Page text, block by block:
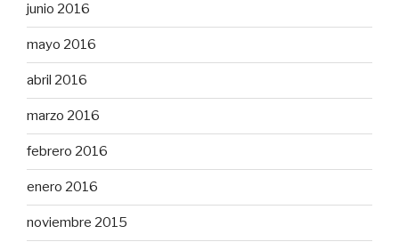
junio 2016
mayo 2016
abril 2016
marzo 2016
febrero 2016
enero 2016
noviembre 2015